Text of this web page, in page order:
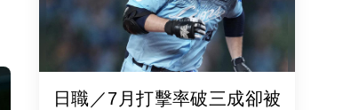
日職／7月打擊率破三成卻被